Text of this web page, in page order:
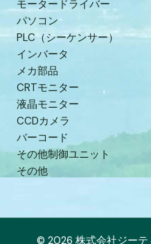
モータードライバー
パソコン
PLC（シーケンサー）
インバータ
メカ部品
CRTモニター
液晶モニター
CCDカメラ
バーコード
その他制御ユニット
その他
© 2026 株式会社ジー